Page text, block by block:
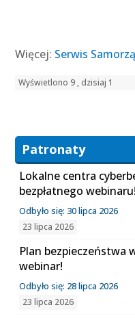
Więcej: Serwis
Wyświetlono 9 , dzisiaj 1
Patronaty
Lokalne centra
bezpłatnego webinaru!
Odbyło się: 30 lipca 2026
23 lipca 2026
Plan bezpieczeństwa
webinar!
Odbyło się: 28 lipca 2026
23 lipca 2026